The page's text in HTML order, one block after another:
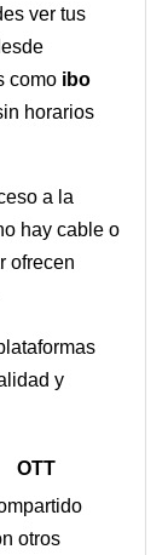
ver tus
como ibo
horarios
a la
hay cable o
ofrecen
y
OTT
otros